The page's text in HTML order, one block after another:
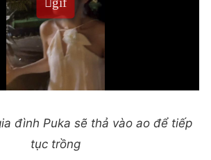
đình Puka sẽ thả vào ao để tiếp
tục trồng